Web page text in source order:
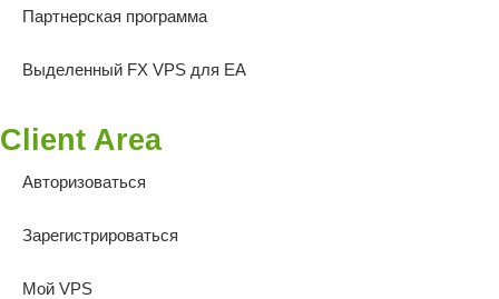
Партнерская программа
Выделенный FX VPS для EA
Client Area
Авторизоваться
Зарегистрироваться
Мой VPS